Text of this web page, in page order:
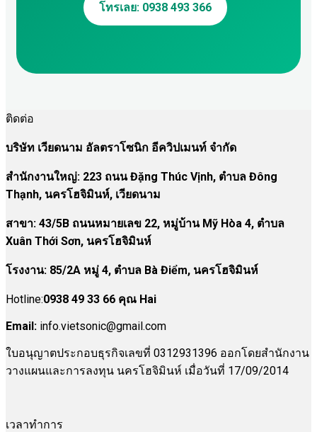
โทรเลย: 0938 493 366
ติดต่อ
บริษัท เวียดนาม อัลตราโซนิก อีควิปเมนท์ จำกัด
สำนักงานใหญ่: 223 ถนน Đặng Thúc Vịnh, ตำบล Đông
Thạnh, นครโฮจิมินห์, เวียดนาม
สาขา: 43/5B ถนนหมายเลข 22, หมู่บ้าน Mỹ Hòa 4, ตำบล
Xuân Thới Sơn, นครโฮจิมินห์
โรงงาน: 85/2A หมู่ 4, ตำบล Bà Điểm, นครโฮจิมินห์
Hotline:0938 49 33 66 คุณ Hai
Email: info.vietsonic@gmail.com
ใบอนุญาตประกอบธุรกิจเลขที่ 0312931396 ออกโดยสำนักงาน
วางแผนและการลงทุน นครโฮจิมินห์ เมื่อวันที่ 17/09/2014
เวลาทำการ